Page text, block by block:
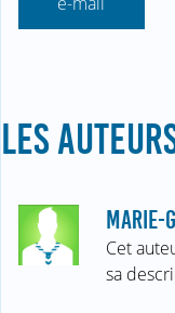
LES
MARIE-
Cet
sa